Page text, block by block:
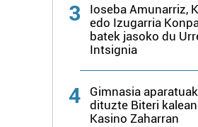
3
Ioseba Amunarriz,
edo Izugarria
batek jasoko du
Intsignia
4
Gimnasia
dituzte Biteri
Kasino Zaharran